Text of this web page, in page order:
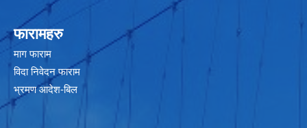
फारामहरु
माग फाराम
विदा निवेदन फाराम
भ्रमण आदेश-बिल